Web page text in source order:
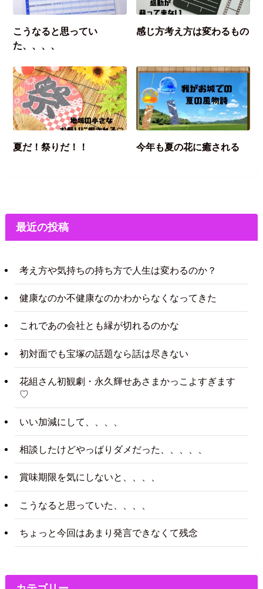
こうなると思ってい
た、、、、
感じ方考え方は変わるもの
夏だ！祭りだ！！ 今年も夏の花に癒される
最近の投稿
考え方や気持ちの持ち方で人生は変わるのか？
健康なのか不健康なのかわからなくなってきた
これであの会社とも縁が切れるのかな
初対面でも宝塚の話題なら話は尽きない
花組さん初観劇・永久輝せあさまかっこよすぎます
♡
いい加減にして、、、、
相談したけどやっぱりダメだった、、、、、
賞味期限を気にしないと、、、、
こうなると思っていた、、、、
ちょっと今回はあまり発言できなくて残念